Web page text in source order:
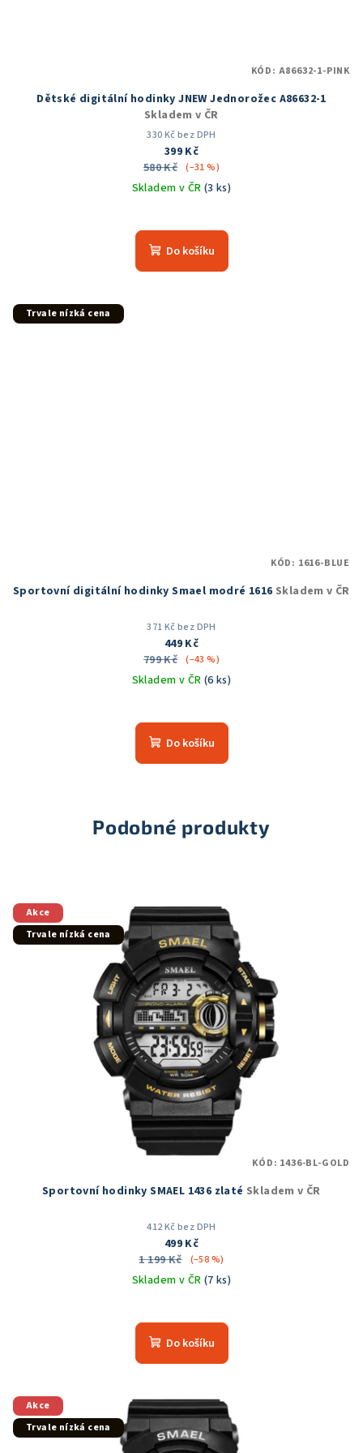
Dětské digitální hodinky JNEW Jednorožec A86632-1
Skladem v ČR
330 Kč bez DPH
399 Kč
580 Kč (–31 %)
Skladem v ČR (3 ks)
hodnocení
produktu
Do košíku
KÓD: A86632-1-PINK
Trvale nízká cena
Sportovní digitální hodinky Smael modré 1616 Skladem v ČR
371 Kč bez DPH
449 Kč
799 Kč (–43 %)
Skladem v ČR (6 ks)
hodnocení
produktu
hvězdiček.
Do košíku
KÓD: 1616-BLUE
Podobné produkty
Akce
Trvale nízká cena
Sportovní hodinky SMAEL 1436 zlaté Skladem v ČR
412 Kč bez DPH
499 Kč
1 199 Kč
(–58 %)
Skladem v ČR (7 ks)
Do košíku
KÓD: 1436-BL-GOLD
Akce
Trvale nízká cena